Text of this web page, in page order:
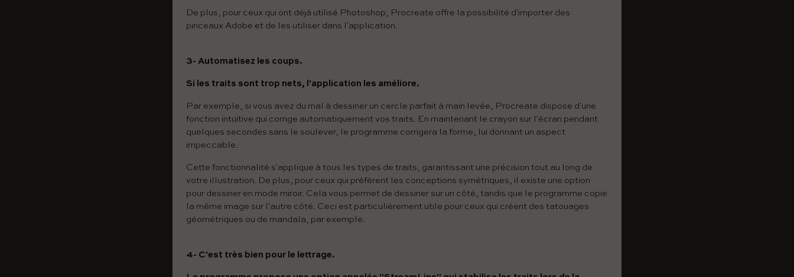
De plus, pour ceux qui ont déjà utilisé Photoshop, Procreate offre la possibilité d'importer des
pinceaux Adobe et de les utiliser dans l'application.
3- Automatisez les coups.
Si les traits sont trop nets, l'application les améliore.
Par exemple, si vous avez du mal à dessiner un cercle parfait à main levée, Procreate dispose d'une
fonction intuitive qui corrige automatiquement vos traits. En maintenant le crayon sur l'écran pendant
quelques secondes sans le soulever, le programme corrigera la forme, lui donnant un aspect
impeccable.
Cette fonctionnalité s'applique à tous les types de traits, garantissant une précision tout au long de
votre illustration. De plus, pour ceux qui préfèrent les conceptions symétriques, il existe une option
pour dessiner en mode miroir. Cela vous permet de dessiner sur un côté, tandis que le programme copie
la même image sur l'autre côté. Ceci est particulièrement utile pour ceux qui créent des tatouages ​​
géométriques ou de mandala, par exemple.
4- C'est très bien pour le lettrage.